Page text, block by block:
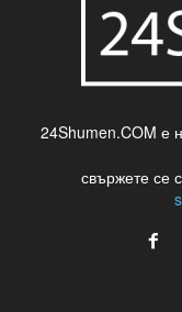
24Shumen.COM е
свържете се